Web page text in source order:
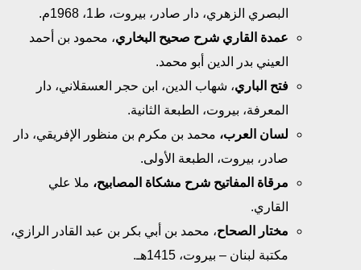
البصري الزهري، دار صادر، بيروت، ط1، 1968م.
عمدة القاري شرح صحيح البخاري، محمود بن أحمد
العيني بدر الدين أبو محمد.
فتح الباري، شهاب الدين، ابن حجر العسقلاني، دار
المعرفة، بيروت، الطبعة الثانية.
لسان العرب، محمد بن مكرم بن منظور الإفريقي، دار
صادر، بيروت، الطبعة الأولى.
مرقاة المفاتيح شرح مشكاة المصابيح، ملا علي
القاري.
مختار الصحاح، محمد بن أبي بكر بن عبد القادر الرازي،
مكتبة لبنان – بيروت، 1415هـ.